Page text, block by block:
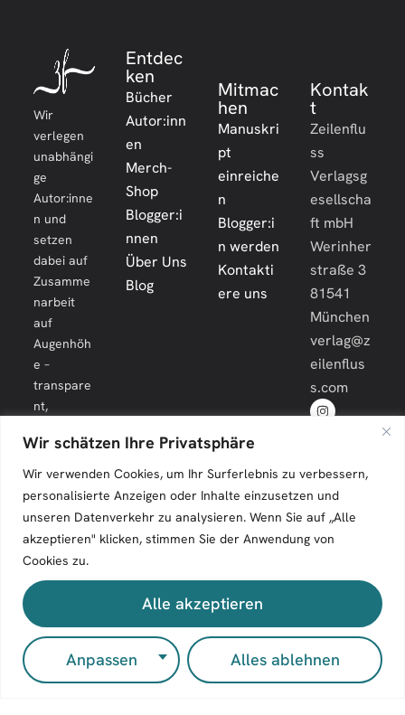
Wir schätzen Ihre Privatsphäre
Wir verwenden Cookies, um Ihr Surferlebnis zu verbessern,
personalisierte Anzeigen oder Inhalte einzusetzen und
unseren Datenverkehr zu analysieren. Wenn Sie auf „Alle
akzeptieren" klicken, stimmen Sie der Anwendung von
Cookies zu.
Anpassen Alles ablehnen
Alle akzeptieren
Wir
verlegen
unabhängi
ge
Autor:inne
n und
setzen
dabei auf
Zusamme
narbeit
auf
Augenhöh
e –
transpare
nt,
und
langfristig.
Entdec
ken
Bücher
Autor:inn
en
Merch-
Shop
Blogger:i
nnen
Über Uns
Blog
Mitmac
hen
Manuskri
pt
einreiche
n
Blogger:i
n werden
Kontakti
ere uns
Kontak
t
Zeilenflu
ss
Verlagsg
esellscha
ft mbH
Werinher
straße 3
81541
München
verlag@z
eilenflus
s.com
Zeilenfluss © 2026. All Rights Reserved.
Impressum Kontakt